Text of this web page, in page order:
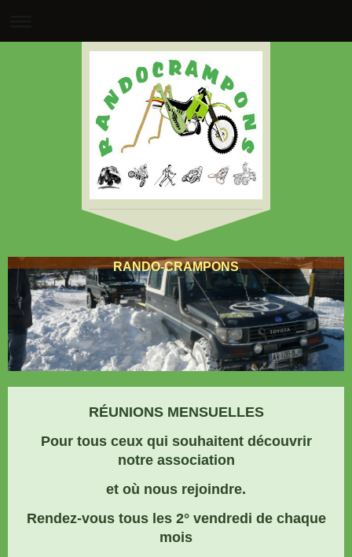
RANDO-CRAMPONS
RÉUNIONS MENSUELLES
Pour tous ceux qui souhaitent découvrir
notre association
et où nous rejoindre.
Rendez-vous tous les 2° vendredi de chaque
mois